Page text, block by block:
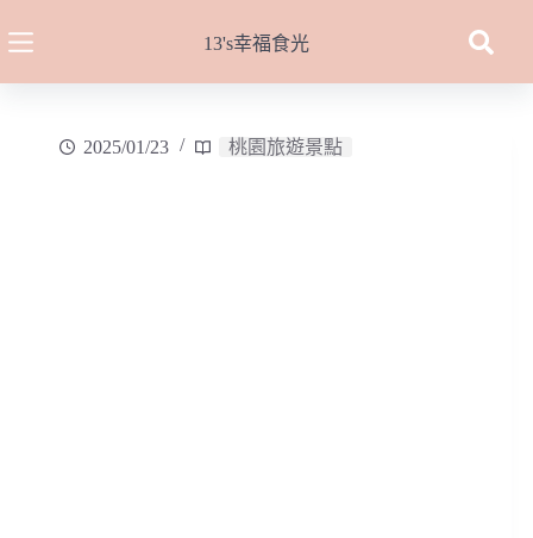
至
13's幸福食光
2025/01/23 桃園旅遊景點